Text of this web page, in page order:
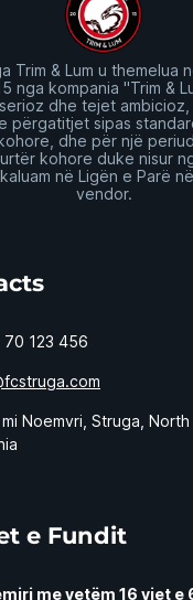
Trim & Lum u themelua
nga kompania "Trim &
dhe tejet ambicioz,
përgatitjet sipas
dhe për një
kohore duke nisur
në Ligën e Parë
vendor.
70 123 456
Noemvri, Struga, North
e Fundit
me vetëm 16 vjet e